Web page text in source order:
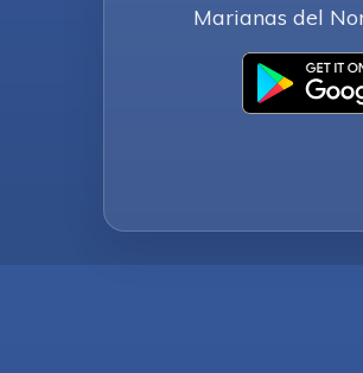
Marianas del